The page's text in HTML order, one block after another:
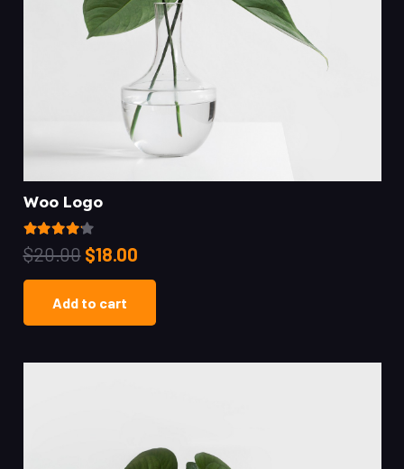
Woo Logo
Rated 4.00
$20.00 $18.00
Add to cart